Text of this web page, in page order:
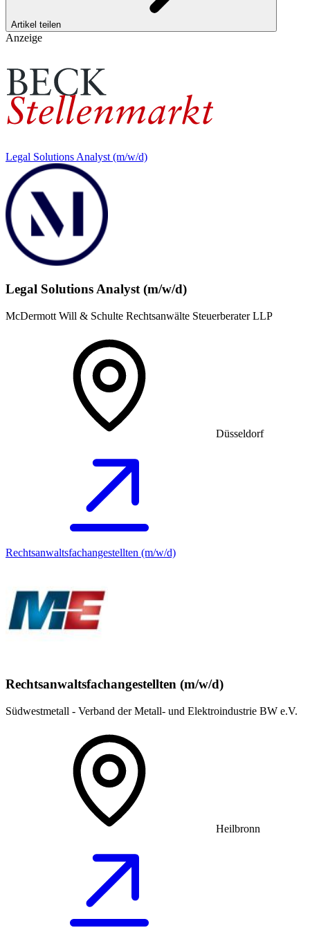
Artikel teilen
Anzeige
Legal Solutions Analyst (m/w/d)
Legal Solutions Analyst (m/w/d)
McDermott Will & Schulte Rechtsanwälte Steuerberater LLP
Düsseldorf
Rechtsanwaltsfachangestellten (m/w/d)
Rechtsanwaltsfachangestellten (m/w/d)
Südwestmetall - Verband der Metall- und Elektroindustrie BW e.V.
Heilbronn